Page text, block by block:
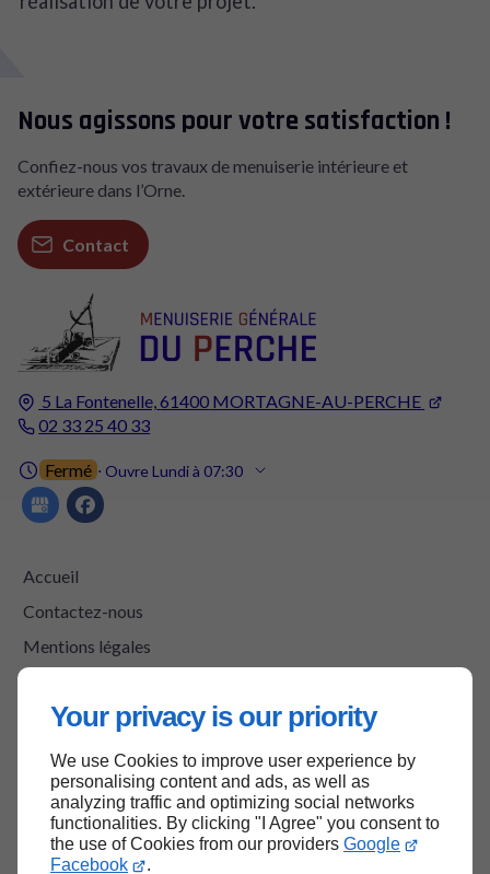
Your privacy is our priority
We use Cookies to improve user experience by
personalising content and ads, as well as
analyzing traffic and optimizing social networks
functionalities. By clicking "I Agree" you consent to
the use of Cookies from our providers Google
Facebook
.
5 La Fontenelle, 61400 MORTAGNE-AU-PERCHE
02 33 25 40 33
Fermé ⋅ Ouvre Lundi à 07:30
Accueil
Contactez-nous
Mentions légales
Nous agissons pour votre satisfaction !
Confiez-nous vos travaux de menuiserie intérieure et
extérieure dans l’Orne.
Contact
Haut de page